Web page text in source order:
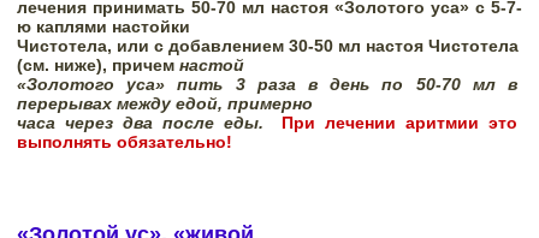
лечения принимать 50-70 мл настоя «Золотого уса» с 5-7-
ю каплями настойки
Чистотела, или с добавлением 30-50 мл настоя Чистотела
(см. ниже), причем настой
«Золотого уса» пить 3 раза в день по 50-70 мл в
перерывах между едой, примерно
часа через два после еды.
При лечении аритмии это
выполнять обязательно!